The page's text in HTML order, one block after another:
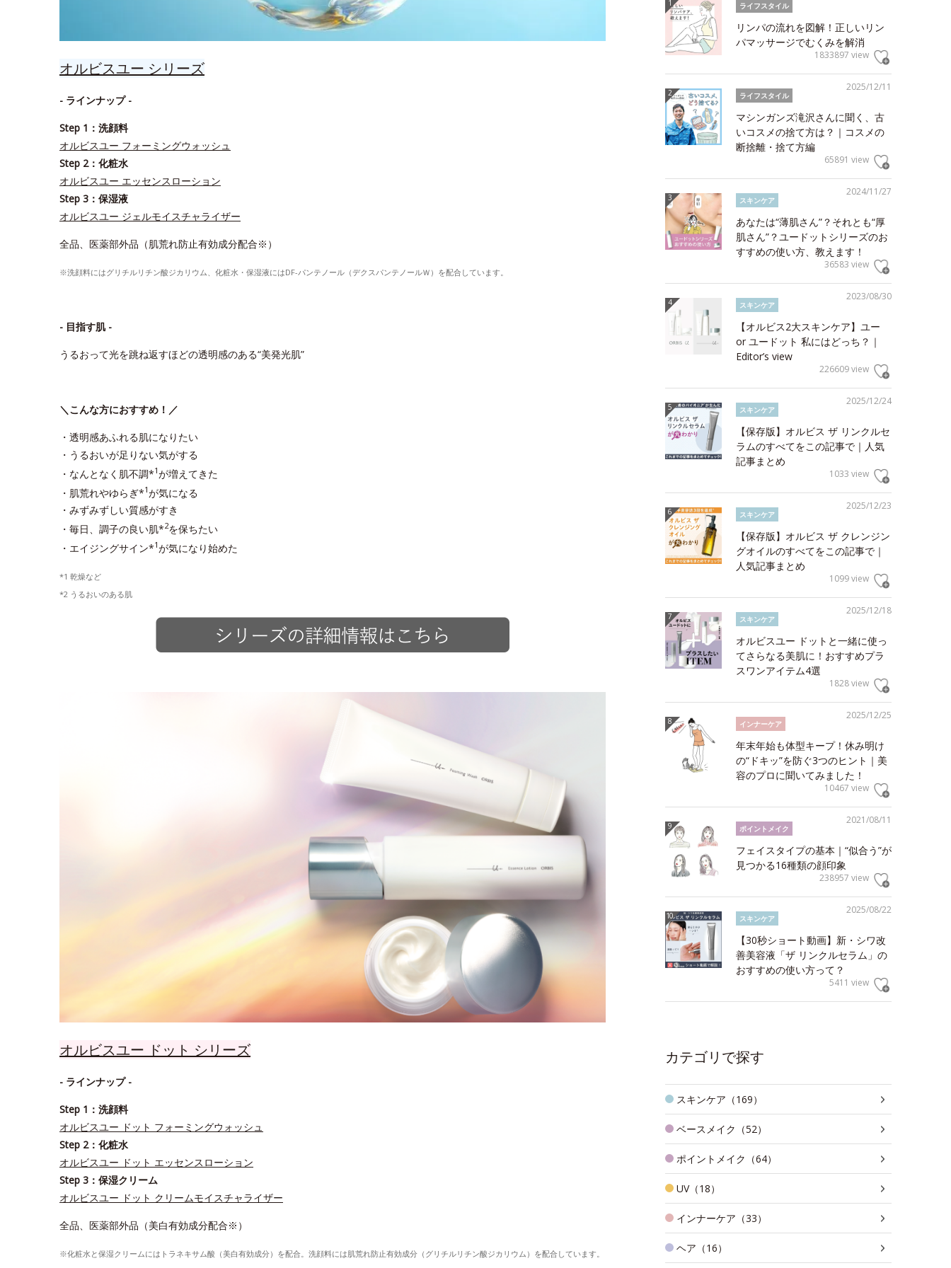
オルビスユー シリーズ
- ラインナップ -
Step 1：洗顔料
オルビスユー フォーミングウォッシュ
Step 2：化粧水
オルビスユー エッセンスローション
Step 3：保湿液
オルビスユー ジェルモイスチャライザー
全品、医薬部外品（肌荒れ防止有効成分配合※）
※洗顔料にはグリチルリチン酸ジカリウム、化粧水・保湿液にはDF-パンテノール（デクスパンテノールＷ）を配合しています。
- 目指す肌 -
うるおって光を跳ね返すほどの透明感のある“美発光肌”
＼こんな方におすすめ！／
・透明感あふれる肌になりたい
・うるおいが足りない気がする
・なんとなく肌不調*1が増えてきた
・肌荒れやゆらぎ*1が気になる
・みずみずしい質感がすき
・毎日、調子の良い肌*2を保ちたい
・エイジングサイン*1が気になり始めた
*1 乾燥など
*2 うるおいのある肌
オルビスユー ドット シリーズ
- ラインナップ -
Step 1：洗顔料
オルビスユー ドット フォーミングウォッシュ
Step 2：化粧水
オルビスユー ドット エッセンスローション
Step 3：保湿クリーム
オルビスユー ドット クリームモイスチャライザー
全品、医薬部外品（美白有効成分配合※）
※化粧水と保湿クリームにはトラネキサム酸（美白有効成分）を配合。洗顔料には肌荒れ防止有効成分（グリチルリチン酸ジカリウム）を配合しています。
ライフスタイル
リンパの流れを図解！正しいリン
パマッサージでむくみを解消
1833897 view
2025/12/11
ライフスタイル
マシンガンズ滝沢さんに聞く、古
いコスメの捨て方は？｜コスメの
断捨離・捨て方編
65891 view
2024/11/27
スキンケア
あなたは“薄肌さん”？それとも“厚
肌さん”？ユードットシリーズのお
すすめの使い方、教えます！
36583 view
2023/08/30
スキンケア
【オルビス2大スキンケア】ユー
or ユードット 私にはどっち？｜
Editor’s view
226609 view
2025/12/24
スキンケア
【保存版】オルビス ザ リンクルセ
ラムのすべてをこの記事で｜人気
記事まとめ
1033 view
2025/12/23
スキンケア
【保存版】オルビス ザ クレンジン
グオイルのすべてをこの記事で｜
人気記事まとめ
1099 view
2025/12/18
スキンケア
オルビスユー ドットと一緒に使っ
てさらなる美肌に！おすすめプラ
スワンアイテム4選
1828 view
2025/12/25
インナーケア
年末年始も体型キープ！休み明け
の“ドキッ”を防ぐ3つのヒント｜美
容のプロに聞いてみました！
10467 view
2021/08/11
ポイントメイク
フェイスタイプの基本｜“似合う”が
見つかる16種類の顔印象
238957 view
2025/08/22
スキンケア
【30秒ショート動画】新・シワ改
善美容液「ザ リンクルセラム」の
おすすめの使い方って？
5411 view
カテゴリで探す
スキンケア（169）
ベースメイク（52）
ポイントメイク（64）
UV（18）
インナーケア（33）
ヘア（16）